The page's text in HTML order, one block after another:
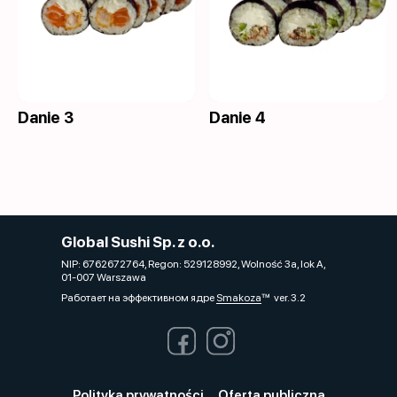
Danie 3 Danie 4
Global Sushi Sp. z o.o.
NIP: 6762672764, Regon: 529128992, Wolność 3a, lok A,
01-007 Warszawa
Работает на эффективном ядре Smakozaver. 3.2